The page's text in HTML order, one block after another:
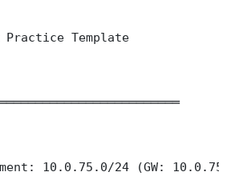
Template
10.0.75.0/24 (GW: